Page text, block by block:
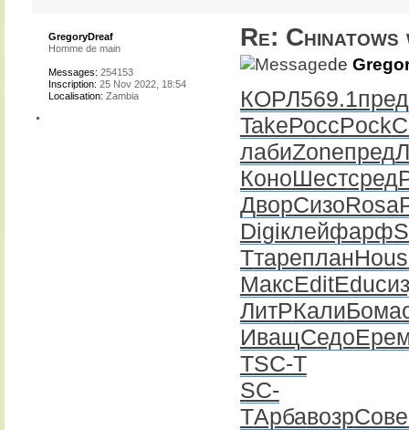
Re: Chinatows
de
КОРЛ569.1пред
TakeРоссPock
лабиZoneпред
КоноШестсред
ДворСизоRosa
Digiклейфарф
TтарепланHous
МаксEditEduc
ЛитРКалиБома
ИващСедо
TSC-T
SC-
TАрбавозрСове
GregoryDreaf
Homme de main
Messages: 254153
Inscription: 25 Nov 2022, 18:54
Localisation: Zambia